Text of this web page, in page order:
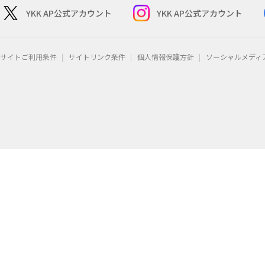
YKK AP公式アカウント YKK AP公式アカウント
サイトご利用条件 サイトリンク条件 個人情報保護方針 ソーシャルメデ